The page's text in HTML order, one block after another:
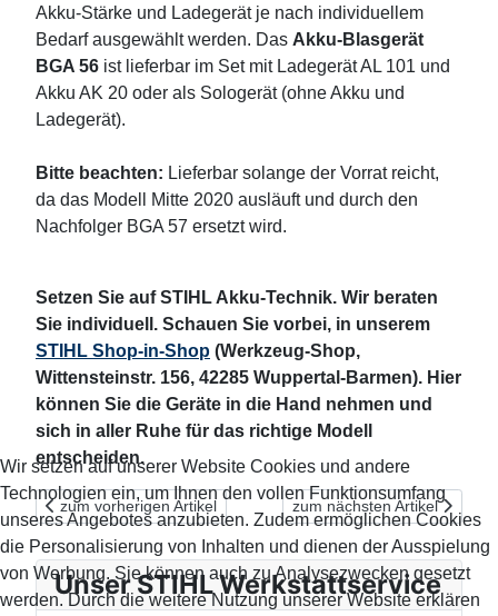
Akku-Stärke und Ladegerät je nach individuellem
Bedarf ausgewählt werden. Das Akku-Blasgerät
BGA 56 ist lieferbar im Set mit Ladegerät AL 101 und
Akku AK 20 oder als Sologerät (ohne Akku und
Ladegerät).
Bitte beachten: Lieferbar solange der Vorrat reicht,
da das Modell Mitte 2020 ausläuft und durch den
Nachfolger BGA 57 ersetzt wird.
Setzen Sie auf STIHL Akku-Technik. Wir beraten
Sie individuell. Schauen Sie vorbei, in unserem
STIHL Shop-in-Shop (Werkzeug-Shop,
Wittensteinstr. 156, 42285 Wuppertal-Barmen). Hier
können Sie die Geräte in die Hand nehmen und
sich in aller Ruhe für das richtige Modell
entscheiden.
Vorheriger Beitrag: Unikate aus Holz: STIHL zeigt wie's geht
zum vorherigen Artikel Nächster Beitrag:
zum nächsten Artikel
Unser STIHL Werkstattservice
Wir setzen auf unserer Website Cookies und andere
Technologien ein, um Ihnen den vollen Funktionsumfang
unseres Angebotes anzubieten. Zudem ermöglichen Cookies
die Personalisierung von Inhalten und dienen der Ausspielung
von Werbung. Sie können auch zu Analysezwecken gesetzt
werden. Durch die weitere Nutzung unserer Website erklären